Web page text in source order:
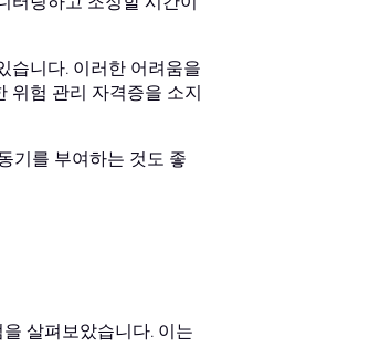
습니다. 이러한 어려움을
험 관리 자격증을 소지
기를 부여하는 것도 좋
살펴보았습니다. 이는